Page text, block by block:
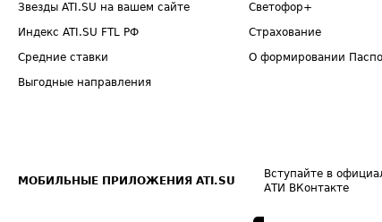
Звезды ATI.SU на вашем сайте
Индекс ATI.SU FTL РФ
Средние ставки
Выгодные направления
Светофор+
Страхование
О формировании
МОБИЛЬНЫЕ ПРИЛОЖЕНИЯ ATI.SU
Вступайте в
АТИ ВКонтакте